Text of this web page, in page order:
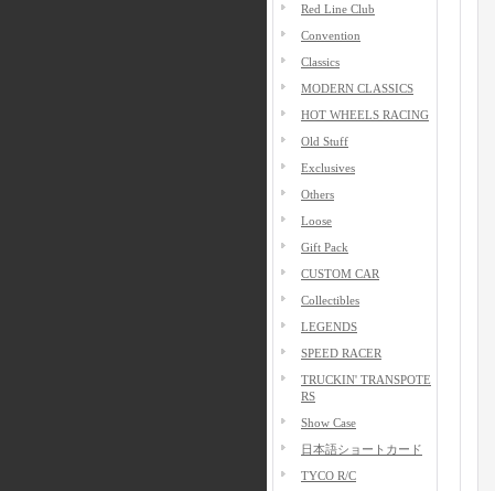
Red Line Club
Convention
Classics
MODERN CLASSICS
HOT WHEELS RACING
Old Stuff
Exclusives
Others
Loose
Gift Pack
CUSTOM CAR
Collectibles
LEGENDS
SPEED RACER
TRUCKIN' TRANSPOTE
RS
Show Case
日本語ショートカード
TYCO R/C